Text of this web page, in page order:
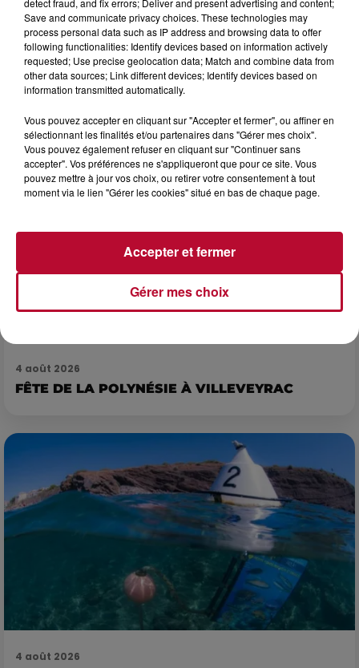
7h21
NÎMES : « LE RÊVE DU GLADIATEUR » INVESTIT
LES ARÈNES CES 3...
Après un franc succès l'été dernier, le spectacle « Le Rêve
du gladiateur » revient illuminer l'amphithéâtre romain les 6,
4 août 2026
FÊTE DE LA POLYNÉSIE À VILLEVEYRAC
4 août 2026
Save and communicate privacy choices. These technologies may
process personal data such as IP address and browsing data to offer
following functionalities: Identify devices based on information actively
requested; Use precise geolocation data; Match and combine data from
other data sources; Link different devices; Identify devices based on
information transmitted automatically.
Vous pouvez accepter en cliquant sur "Accepter et fermer", ou affiner en
sélectionnant les finalités et/ou partenaires dans "Gérer mes choix".
Vous pouvez également refuser en cliquant sur "Continuer sans
accepter". Vos préférences ne s'appliqueront que pour ce site. Vous
pouvez mettre à jour vos choix, ou retirer votre consentement à tout
moment via le lien "Gérer les cookies" situé en bas de chaque page.
Gérer mes choix
Accepter et fermer